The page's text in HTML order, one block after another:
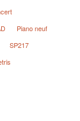
Piano neuf
SP217